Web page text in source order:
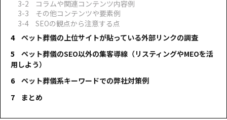
コラムや関連コンテンツ内容例
その他コンテンツや要素例
SEOの観点から注意する点
ペット葬儀の上位サイトが貼っている外部リンクの調査
ペット葬儀のSEO以外の集客導線（リスティングやMEOを活
用しよう）
ペット葬儀系キーワードでの弊社対策例
まとめ